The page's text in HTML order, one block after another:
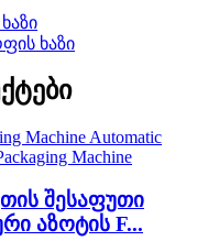
ხაზი
შესაფუთი
აზოტის F...